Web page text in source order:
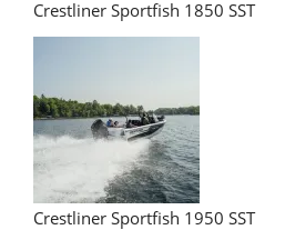
Crestliner Sportfish 1850 SST
Crestliner Sportfish 1950 SST